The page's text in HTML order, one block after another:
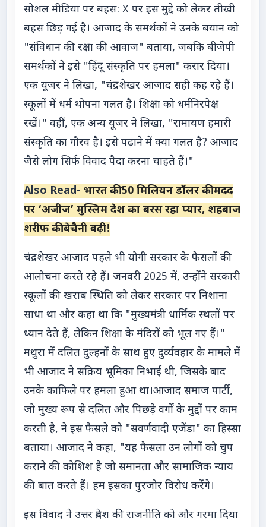
सोशल मीडिया पर बहस: X पर इस मुद्दे को लेकर तीखी
बहस छिड़ गई है। आजाद के समर्थकों ने उनके बयान को
"संविधान की रक्षा की आवाज" बताया, जबकि बीजेपी
समर्थकों ने इसे "हिंदू संस्कृति पर हमला" करार दिया।
एक यूजर ने लिखा, "चंद्रशेखर आजाद सही कह रहे हैं।
स्कूलों में धर्म थोपना गलत है। शिक्षा को धर्मनिरपेक्ष
रखें।" वहीं, एक अन्य यूजर ने लिखा, "रामायण हमारी
संस्कृति का गौरव है। इसे पढ़ाने में क्या गलत है? आजाद
जैसे लोग सिर्फ विवाद पैदा करना चाहते हैं।"
Also Read- भारत की 50 मिलियन डॉलर की मदद
पर ‘अजीज’ मुस्लिम देश का बरस रहा प्यार, शहबाज
शरीफ की बेचैनी बढ़ी!
चंद्रशेखर आजाद पहले भी योगी सरकार के फैसलों की
आलोचना करते रहे हैं। जनवरी 2025 में, उन्होंने सरकारी
स्कूलों की खराब स्थिति को लेकर सरकार पर निशाना
साधा था और कहा था कि "मुख्यमंत्री धार्मिक स्थलों पर
ध्यान देते हैं, लेकिन शिक्षा के मंदिरों को भूल गए हैं।"
मथुरा में दलित दुल्हनों के साथ हुए दुर्व्यवहार के मामले में
भी आजाद ने सक्रिय भूमिका निभाई थी, जिसके बाद
उनके काफिले पर हमला हुआ था।आजाद समाज पार्टी,
जो मुख्य रूप से दलित और पिछड़े वर्गों के मुद्दों पर काम
करती है, ने इस फैसले को "सवर्णवादी एजेंडा" का हिस्सा
बताया। आजाद ने कहा, "यह फैसला उन लोगों को चुप
कराने की कोशिश है जो समानता और सामाजिक न्याय
की बात करते हैं। हम इसका पुरजोर विरोध करेंगे।
इस विवाद ने उत्तर प्रदेश की राजनीति को और गरमा दिया